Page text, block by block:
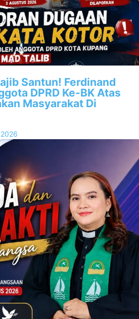
Santun! Ferdinand
DPRD Ke-BK Atas
Masyarakat Di